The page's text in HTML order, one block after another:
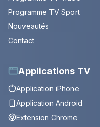
Programme TV Sport
Nouveautés
Contact
Applications TV
Application iPhone
Application Android
Extension Chrome